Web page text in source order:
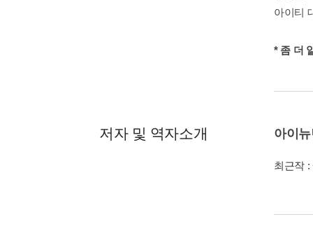
아이티
* 좀 더
저자 및 역자소개 아이
최근작 :